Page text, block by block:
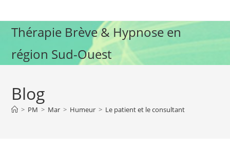
to
contentThérapie Brève & Hypnose en
région Sud-Ouest
Blog
> PM > Mar > Humeur > Le patient et le consultant